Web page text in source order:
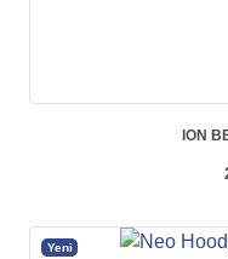
ION
Yeni